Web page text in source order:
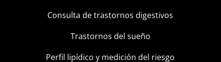
Consulta de trastornos digestivos
Trastornos del sueño
Perfil lipídico y medición del riesgo